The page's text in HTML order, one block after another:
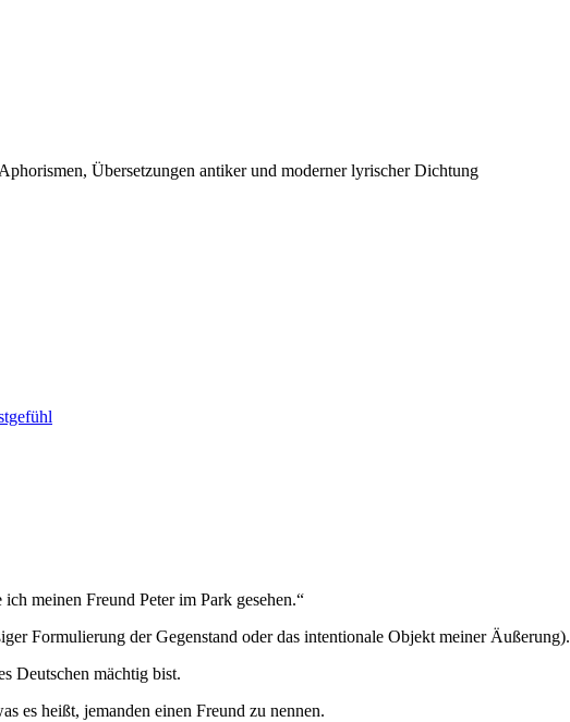
Übersetzungen antiker und moderner lyrischer Dichtung
meinen Freund Peter im Park gesehen.“
Formulierung der Gegenstand oder das intentionale Objekt meiner Äußerung).
Deutschen mächtig bist.
es heißt, jemanden einen Freund zu nennen.